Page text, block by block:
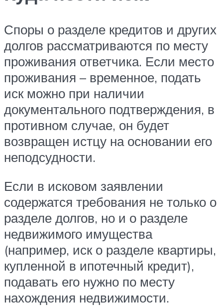
Споры о разделе кредитов и других
долгов рассматриваются по месту
проживания ответчика. Если место
проживания – временное, подать
иск можно при наличии
документального подтверждения, в
противном случае, он будет
возвращен истцу на основании его
неподсудности.
Если в исковом заявлении
содержатся требования не только о
разделе долгов, но и о разделе
недвижимого имущества
(например, иск о разделе квартиры,
купленной в ипотечный кредит),
подавать его нужно по месту
нахождения недвижимости.